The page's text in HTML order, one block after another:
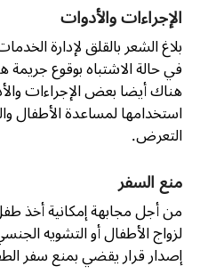
الإجراءات والأدوات
بلاغ الشعر بالقلق لإدارة
في حالة الاشتباه بوقوع
هناك أيضا بعض الإجراءات
استخدامها لمساعدة الأطفال
التعرض.
منع السفر
من أجل مجابهة إمكانية أخذ
لزواج الأطفال أو التشويه
إصدار قرار يقضي بمنع سفر